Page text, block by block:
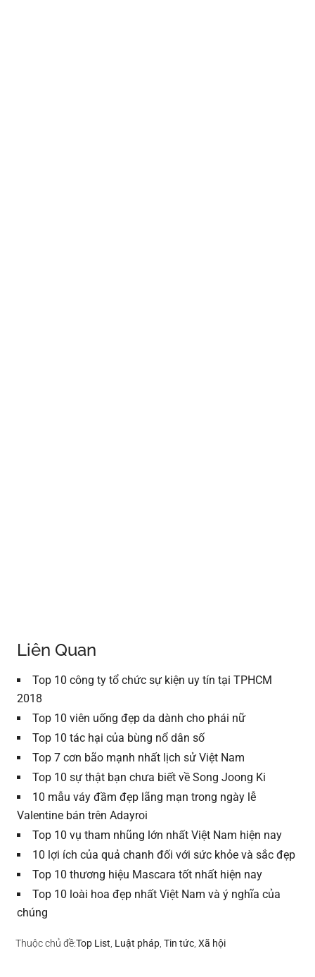
Liên Quan
Top 10 công ty tổ chức sự kiện uy tín tại TPHCM
2018
Top 10 viên uống đẹp da dành cho phái nữ
Top 10 tác hại của bùng nổ dân số
Top 7 cơn bão mạnh nhất lịch sử Việt Nam
Top 10 sự thật bạn chưa biết về Song Joong Ki
10 mẫu váy đầm đẹp lãng mạn trong ngày lễ
Valentine bán trên Adayroi
Top 10 vụ tham nhũng lớn nhất Việt Nam hiện nay
10 lợi ích của quả chanh đối với sức khỏe và sắc đẹp
Top 10 thương hiệu Mascara tốt nhất hiện nay
Top 10 loài hoa đẹp nhất Việt Nam và ý nghĩa của
chúng
Thuộc chủ đề:Top List Luật pháp ,Tin tức ,Xã hội